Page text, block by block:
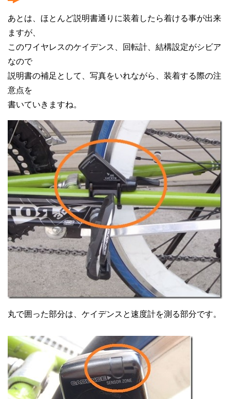
あとは、ほとんど説明書通りに装着したら着ける事が出来
ますが、
このワイヤレスのケイデンス、回転計、結構設定がシビア
なので
説明書の補足として、写真をいれながら、装着する際の注
意点を
書いていきますね。
丸で囲った部分は、ケイデンスと速度計を測る部分です。